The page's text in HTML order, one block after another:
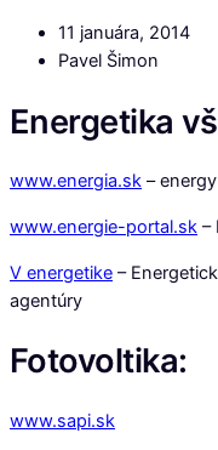
11 januára, 2014
Pavel Šimon
Energetika
www.energia.sk –
www.energie-portal.sk –
V energetike –
agentúry
Fotovoltika:
www.sapi.sk